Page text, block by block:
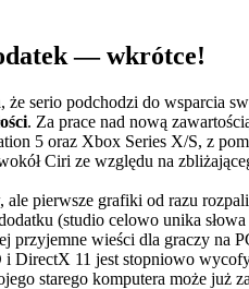
— wkrótce!
serio podchodzi do wsparcia
. Za prace nad nową
5 oraz Xbox Series X/S, z
Ciri ze względu na
pierwsze grafiki od razu
(studio celowo unika
wieści dla graczy na
DirectX 11 jest stopniowo
starego komputera może już